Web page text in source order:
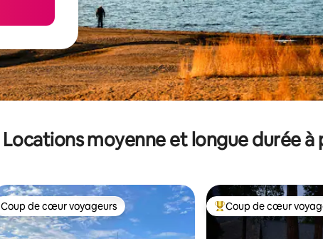
Locations moyenne et longue durée
Coup de cœur voyageurs
Coup de cœur voyageurs Coups de cœur
Coup de cœur